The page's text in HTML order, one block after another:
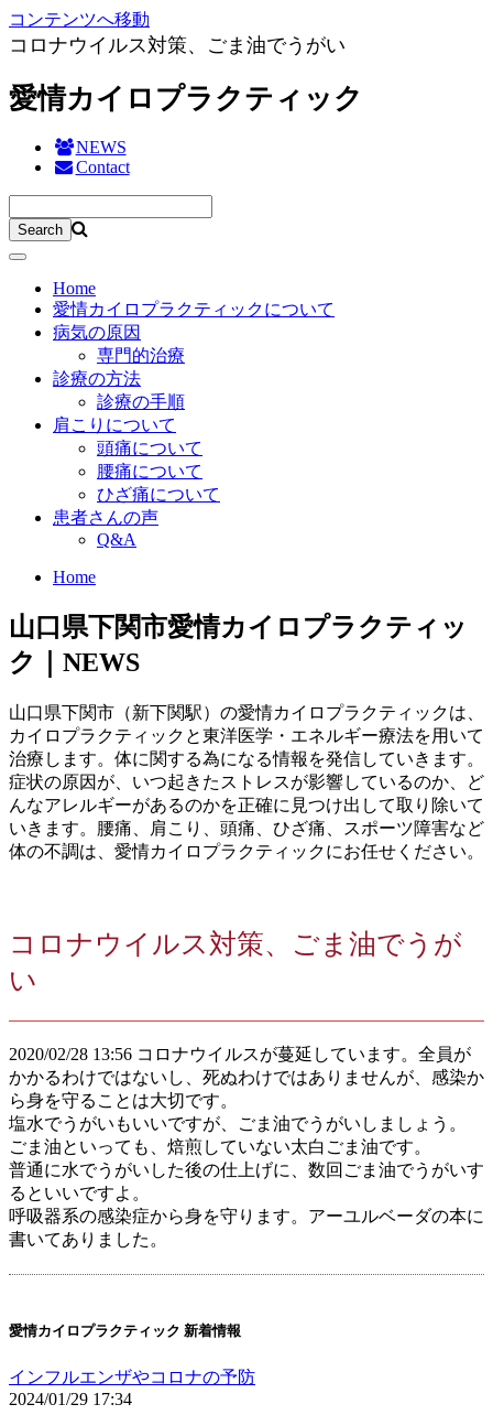
コンテンツへ移動
コロナウイルス対策、ごま油でうがい
愛情カイロプラクティック
NEWS
Contact
Home
愛情カイロプラクティックについて
病気の原因
専門的治療
診療の方法
診療の手順
肩こりについて
頭痛について
腰痛について
ひざ痛について
患者さんの声
Q&A
Home
山口県下関市愛情カイロプラクティッ
ク｜NEWS
山口県下関市（新下関駅）の愛情カイロプラクティックは、
カイロプラクティックと東洋医学・エネルギー療法を用いて
治療します。体に関する為になる情報を発信していきます。
症状の原因が、いつ起きたストレスが影響しているのか、ど
んなアレルギーがあるのかを正確に見つけ出して取り除いて
いきます。腰痛、肩こり、頭痛、ひざ痛、スポーツ障害など
体の不調は、愛情カイロプラクティックにお任せください。
コロナウイルス対策、ごま油でうが
い
2020/02/28 13:56 コロナウイルスが蔓延しています。全員が
かかるわけではないし、死ぬわけではありませんが、感染か
ら身を守ることは大切です。
塩水でうがいもいいですが、ごま油でうがいしましょう。
ごま油といっても、焙煎していない太白ごま油です。
普通に水でうがいした後の仕上げに、数回ごま油でうがいす
るといいですよ。
呼吸器系の感染症から身を守ります。アーユルベーダの本に
書いてありました。
愛情カイロプラクティック 新着情報
インフルエンザやコロナの予防
2024/01/29 17:34